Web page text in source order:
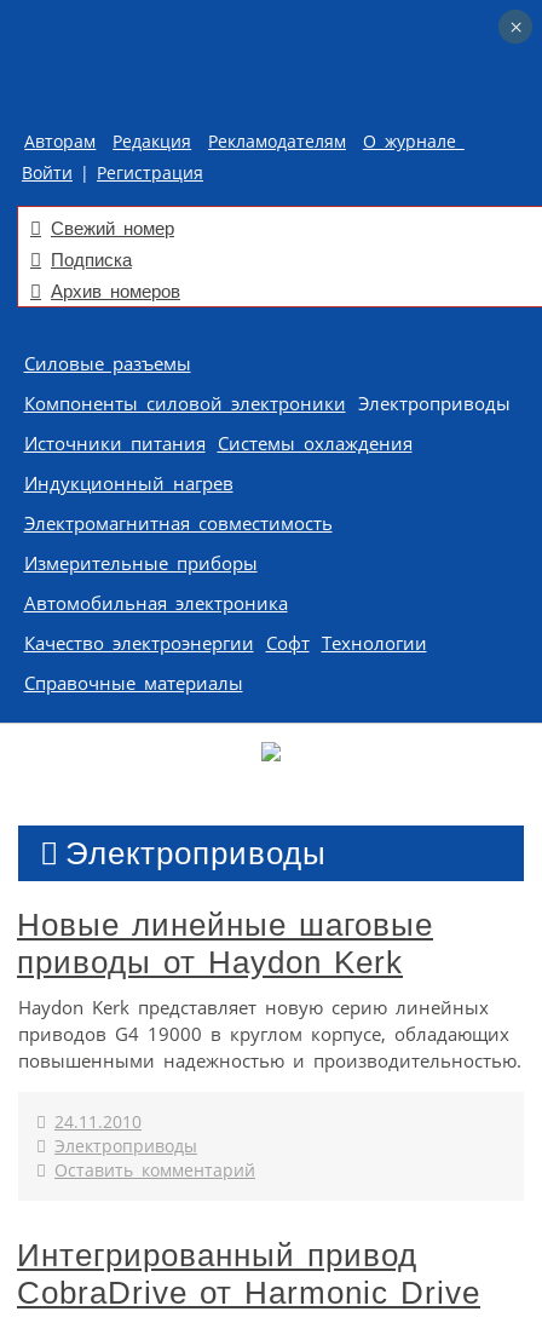
Авторам Редакция Рекламодателям
О журнале
Войти | Регистрация
Свежий номер
Подписка
Архив номеров
Skip to content
Силовые разъемы
Компоненты силовой электроники Электроприводы
Источники питания Системы охлаждения
Индукционный нагрев
Электромагнитная совместимость
Измерительные приборы
Автомобильная электроника
Качество электроэнергии Софт Технологии
Справочные материалы
Электроприводы
Новые линейные шаговые
приводы от Haydon Kerk
Haydon Kerk представляет новую серию линейных
приводов G4 19000 в круглом корпусе, обладающих
повышенными надежностью и производительностью.
24.11.2010
Электроприводы
Оставить комментарий
Интегрированный привод
CobraDrive от Harmonic Drive
×
×